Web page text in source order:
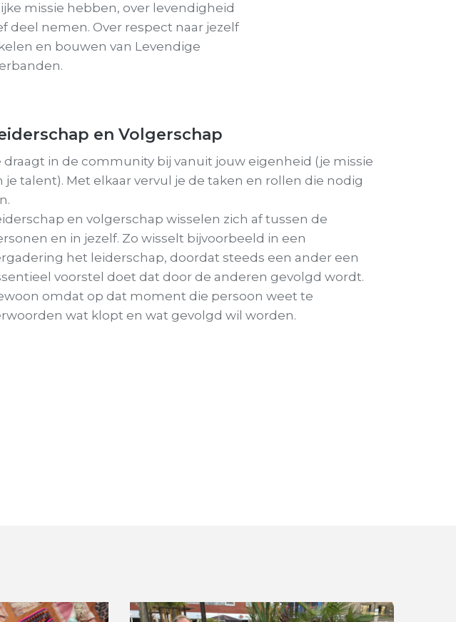
missie hebben, over levendigheid
deel nemen. Over respect naar jezelf
en bouwen van Levendige
en Volgerschap
draagt in de community bij vanuit jouw eigenheid (je missie
je talent). Met elkaar vervul je de taken en rollen die nodig
en volgerschap wisselen zich af tussen de
en in jezelf. Zo wisselt bijvoorbeeld in een
het leiderschap, doordat steeds een ander een
voorstel doet dat door de anderen gevolgd wordt.
omdat op dat moment die persoon weet te
wat klopt en wat gevolgd wil worden.